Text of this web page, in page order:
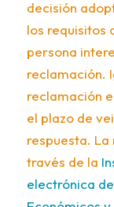
decisión
los requisitos
persona
reclamación.
reclamación
el plazo de
respuesta.
través de la
electrónica